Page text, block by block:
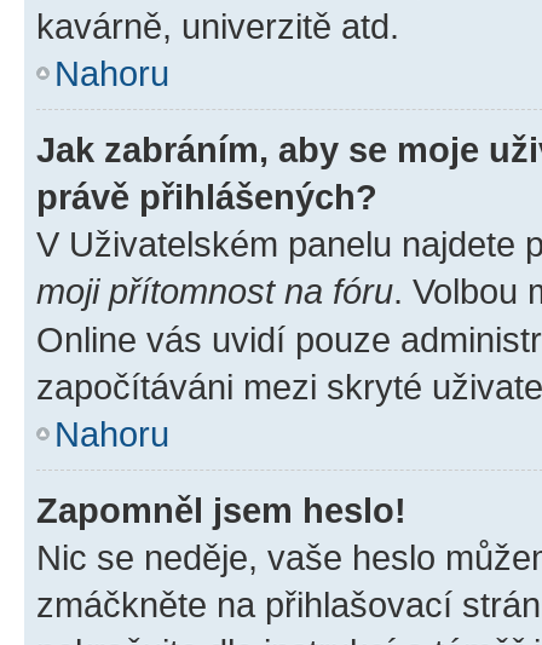
kavárně, univerzitě atd.
Nahoru
Jak zabráním, aby se moje
právě přihlášených?
V Uživatelském panelu najdete
moji přítomnost na fóru. Volbou
Online vás uvidí pouze
započítáváni mezi skryté
Nahoru
Zapomněl jsem heslo!
Nic se neděje, vaše heslo
zmáčkněte na přihlašovací